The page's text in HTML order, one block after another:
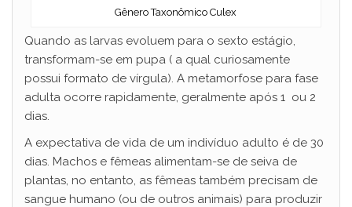
Gênero Taxonômico Culex
Quando as larvas evoluem para o sexto estágio,
transformam-se em pupa ( a qual curiosamente
possui formato de vírgula). A metamorfose para fase
adulta ocorre rapidamente, geralmente após 1 ou 2
dias.
A expectativa de vida de um indivíduo adulto é de 30
dias. Machos e fêmeas alimentam-se de seiva de
plantas, no entanto, as fêmeas também precisam de
sangue humano (ou de outros animais) para produzir